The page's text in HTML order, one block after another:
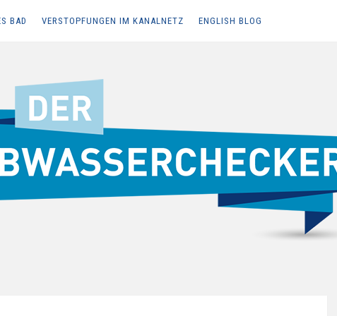
BAD VERSTOPFUNGEN IM KANALNETZ ENGLISH BLOG